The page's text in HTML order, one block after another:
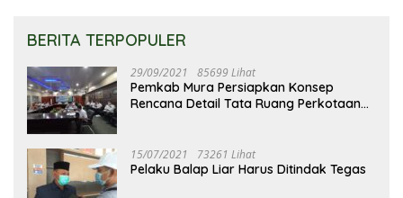
BERITA TERPOPULER
29/09/2021 85699 Lihat
Pemkab Mura Persiapkan Konsep
Rencana Detail Tata Ruang Perkotaan
15/07/2021 73261 Lihat
Pelaku Balap Liar Harus Ditindak Tegas